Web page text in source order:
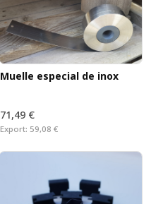
Muelle especial de inox
71,49 €
Export: 59,08 €